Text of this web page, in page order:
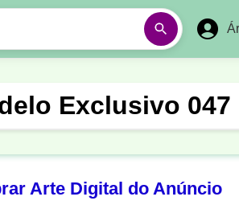
Futebol Amador Pesca
Exclusivo 047
Arte Digital do Anúncio